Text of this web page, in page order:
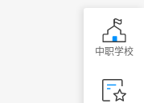
中职学校